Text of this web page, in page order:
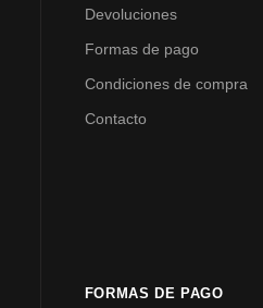
Devoluciones
Formas de pago
Condiciones de compra
Contacto
FORMAS DE PAGO